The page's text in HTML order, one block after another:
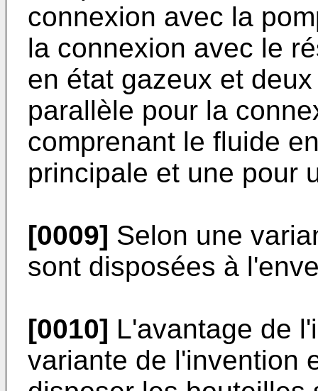
connexion avec la
la connexion avec le
en état gazeux et
parallèle pour la
comprenant le fluide
principale et une pour
[0009] Selon une
sont disposées à
[0010] L'avantage de
variante de l'invention